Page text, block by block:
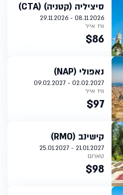
סיציליה (קטניה) (CTA)
08.11.2026 - 29.11.2026
וויז אייר
$86
נאפולי (NAP)
02.02.2027 - 09.02.2027
וויז אייר
$97
קישינב (RMO)
21.01.2027 - 25.01.2027
טארום
$98